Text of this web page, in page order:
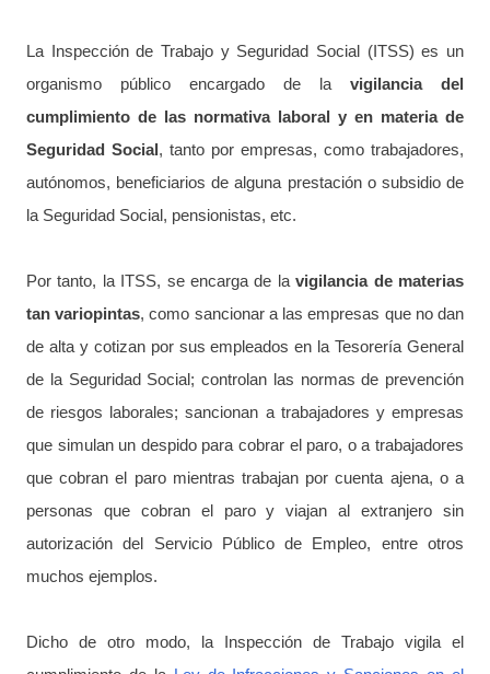
La Inspección de Trabajo y Seguridad Social (ITSS) es un
organismo público encargado de la vigilancia del
cumplimiento de las normativa laboral y en materia de
Seguridad Social, tanto por empresas, como trabajadores,
autónomos, beneficiarios de alguna prestación o subsidio de
la Seguridad Social, pensionistas, etc.
Por tanto, la ITSS, se encarga de lavigilancia de materias
tan variopintas, como sancionar a las empresas que no dan
de alta y cotizan por sus empleados en la Tesorería General
de la Seguridad Social; controlan las normas de prevención
de riesgos laborales; sancionan a trabajadores y empresas
que simulan un despido para cobrar el paro, o a trabajadores
que cobran el paro mientras trabajan por cuenta ajena, o a
personas que cobran el paro y viajan al extranjero sin
autorización del Servicio Público de Empleo, entre otros
muchos ejemplos.
Dicho de otro modo, la Inspección de Trabajo vigila el